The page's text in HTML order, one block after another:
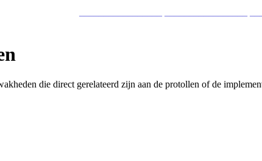
die direct gerelateerd zijn aan de protollen of de